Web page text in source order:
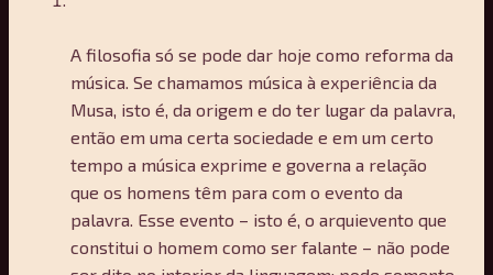
A filosofia só se pode dar hoje como reforma da
música. Se chamamos música à experiência da
Musa, isto é, da origem e do ter lugar da palavra,
então em uma certa sociedade e em um certo
tempo a música exprime e governa a relação
que os homens têm para com o evento da
palavra. Esse evento – isto é, o arquievento que
constitui o homem como ser falante – não pode